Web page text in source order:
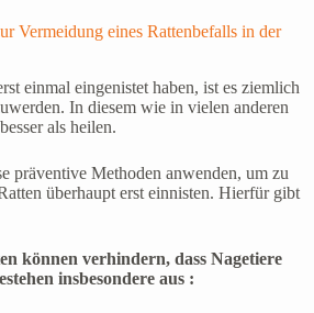
Vermeidung eines Rattenbefalls in der
einmal eingenistet haben, ist es ziemlich
In diesem wie in vielen anderen
als heilen.
präventive Methoden anwenden, um zu
überhaupt erst einnisten. Hierfür gibt
können verhindern, dass Nagetiere
insbesondere aus :